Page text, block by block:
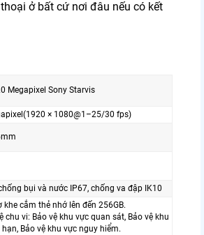
ở bất cứ nơi đâu nếu có kết
Megapixel Sony Starvis
× 1080@1–25/30 fps)
bụi và nước IP67, chống va đập IK10
khe cắm thẻ nhớ lên đến 256GB.
chu vi: Bảo vệ khu vực quan sát, Bảo vệ khu
Bảo vệ khu vực nguy hiểm.